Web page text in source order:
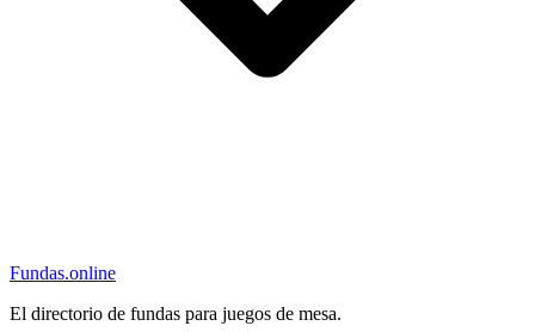
Fundas.online
El directorio de fundas para juegos de mesa.